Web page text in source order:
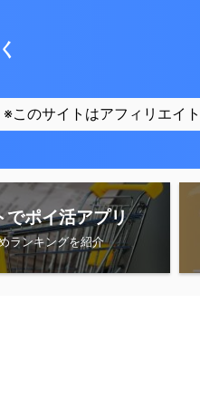
※このサイトはアフィリエイ
でポイ活アプリ
ランキングを紹介